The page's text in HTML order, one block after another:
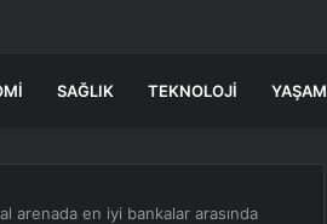
SAĞLIK TEKNOLOJI YAŞAM
arenada en iyi bankalar arasında